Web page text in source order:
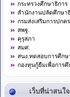
กระทรวงศึกษาธิการ
สำนักงานปลัดศึกษา
กรมส่งเสริมการปกค
สพฐ.
คุรุสภา
สมศ.
สนง.ทดสอบการศึกษ
กองทุนกู้ยืมเพื่อการศึ
เว็บที่น่าสนใจ